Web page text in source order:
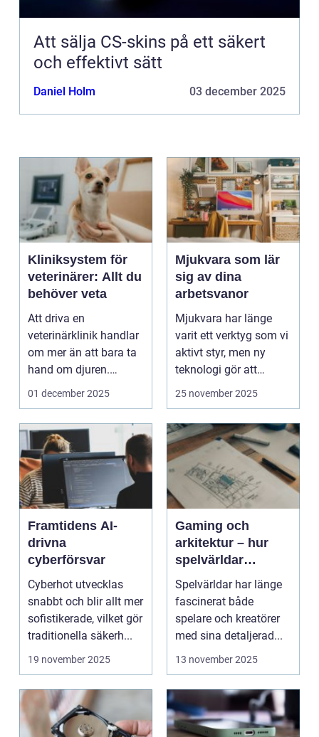
Att sälja CS-skins på ett säkert
och effektivt sätt
Daniel Holm 03 december 2025
Kliniksystem för
veterinärer: Allt du
behöver veta
Att driva en
veterinärklinik handlar
om mer än att bara ta
hand om djuren.
Administrativa ...
01 december 2025
Mjukvara som lär
sig av dina
arbetsvanor
Mjukvara har länge
varit ett verktyg som vi
aktivt styr, men ny
teknologi gör att
program ...
25 november 2025
Framtidens AI-
drivna
cyberförsvar
Cyberhot utvecklas
snabbt och blir allt mer
sofistikerade, vilket gör
traditionella säkerh...
19 november 2025
Gaming och
arkitektur – hur
spelvärldar
inspirerar verklig
stadsplanering
Spelvärldar har länge
fascinerat både
spelare och kreatörer
med sina detaljerad...
13 november 2025